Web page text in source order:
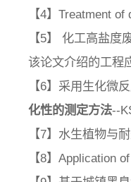
【4】Treatment
【5】 化工高盐
该论文介绍的工程
【6】采用生化微
化性的测定方法--
【7】水生植物与
【8】Application